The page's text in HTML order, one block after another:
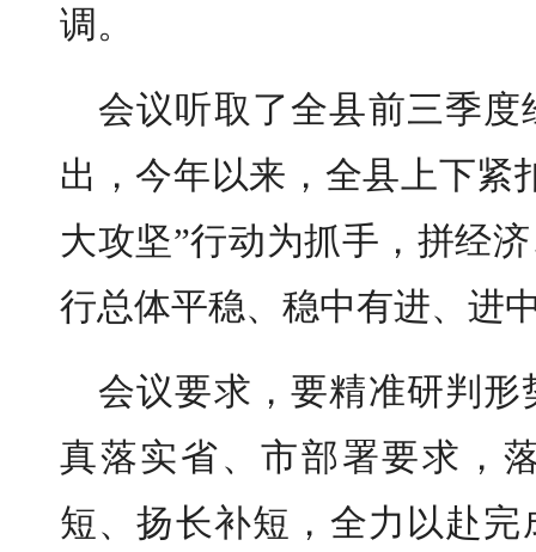
调。
会议听取了全县前三季
出，今年以来，全县上下紧
大攻坚”行动为抓手，拼经
行总体平稳、稳中有进、进
会议要求，要精准研判
真落实省、市部署要求，
短、扬长补短，全力以赴